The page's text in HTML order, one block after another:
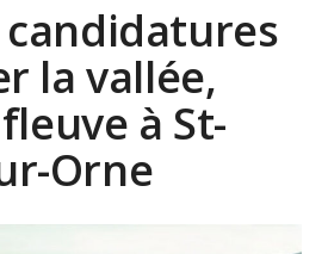
la vallée,
à St-
Orne